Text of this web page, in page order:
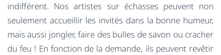
indifférent. Nos artistes sur échasses peuvent non
seulement accueillir les invités dans la bonne humeur,
mais aussi jongler, faire des bulles de savon ou cracher
du feu ! En fonction de la demande, ils peuvent revêtir